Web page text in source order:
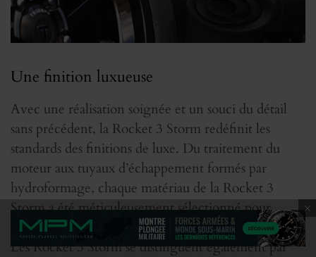
Une finition luxueuse
Avec une réalisation soignée et un souci du détail
sans précédent, la Rocket 3 Storm redéfinit les
standards des finitions de luxe. Du traitement du
moteur aux tuyaux d’échappement formés par
hydroformage, chaque matériau de la Rocket 3
Storm a été méticuleusement sélectionné pour
cultiver une esthétique résolument sombre.
Les Rocket 3 Storm se distinguent également par